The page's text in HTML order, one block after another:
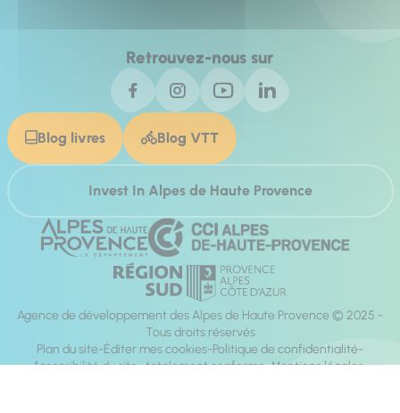
Retrouvez-nous sur
Blog livres Blog VTT
Invest In Alpes de Haute Provence
Agence de développement des Alpes de Haute Provence © 2025 -
Tous droits réservés
Plan du site Éditer mes cookies Politique de confidentialité
Accessibilité du site : totalement conforme Mentions légales